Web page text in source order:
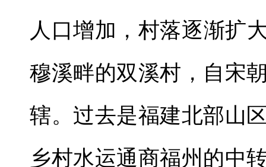
人口增加，村落逐渐扩
穆溪畔的双溪村，自宋
辖。过去是福建北部山
乡村水运通商福州的中